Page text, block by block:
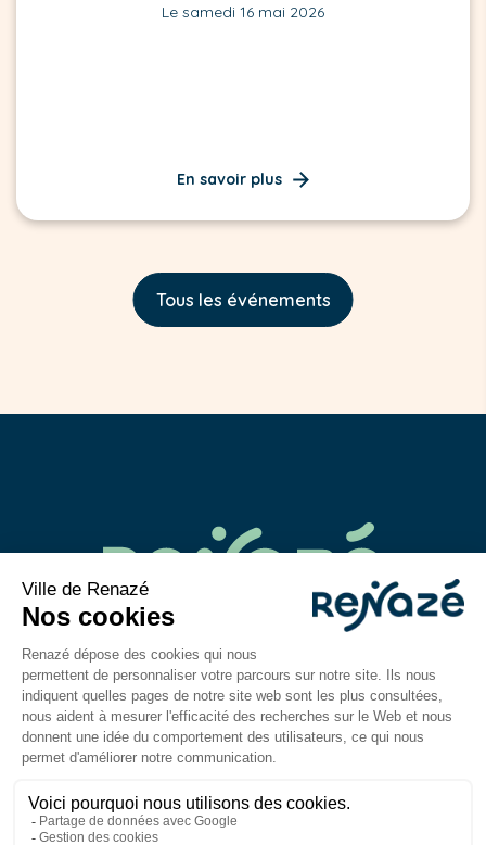
Le samedi 16 mai 2026
En savoir plus
Tous les événements
02 43 06 40 14
contact@mairie-renaze.fr
Place de l'Europe BP 01
53 800 Renazé
Du lundi au mercredi : 9h-12h30 / 14h–18h
Mentions légales
Accessibilité : partiellement